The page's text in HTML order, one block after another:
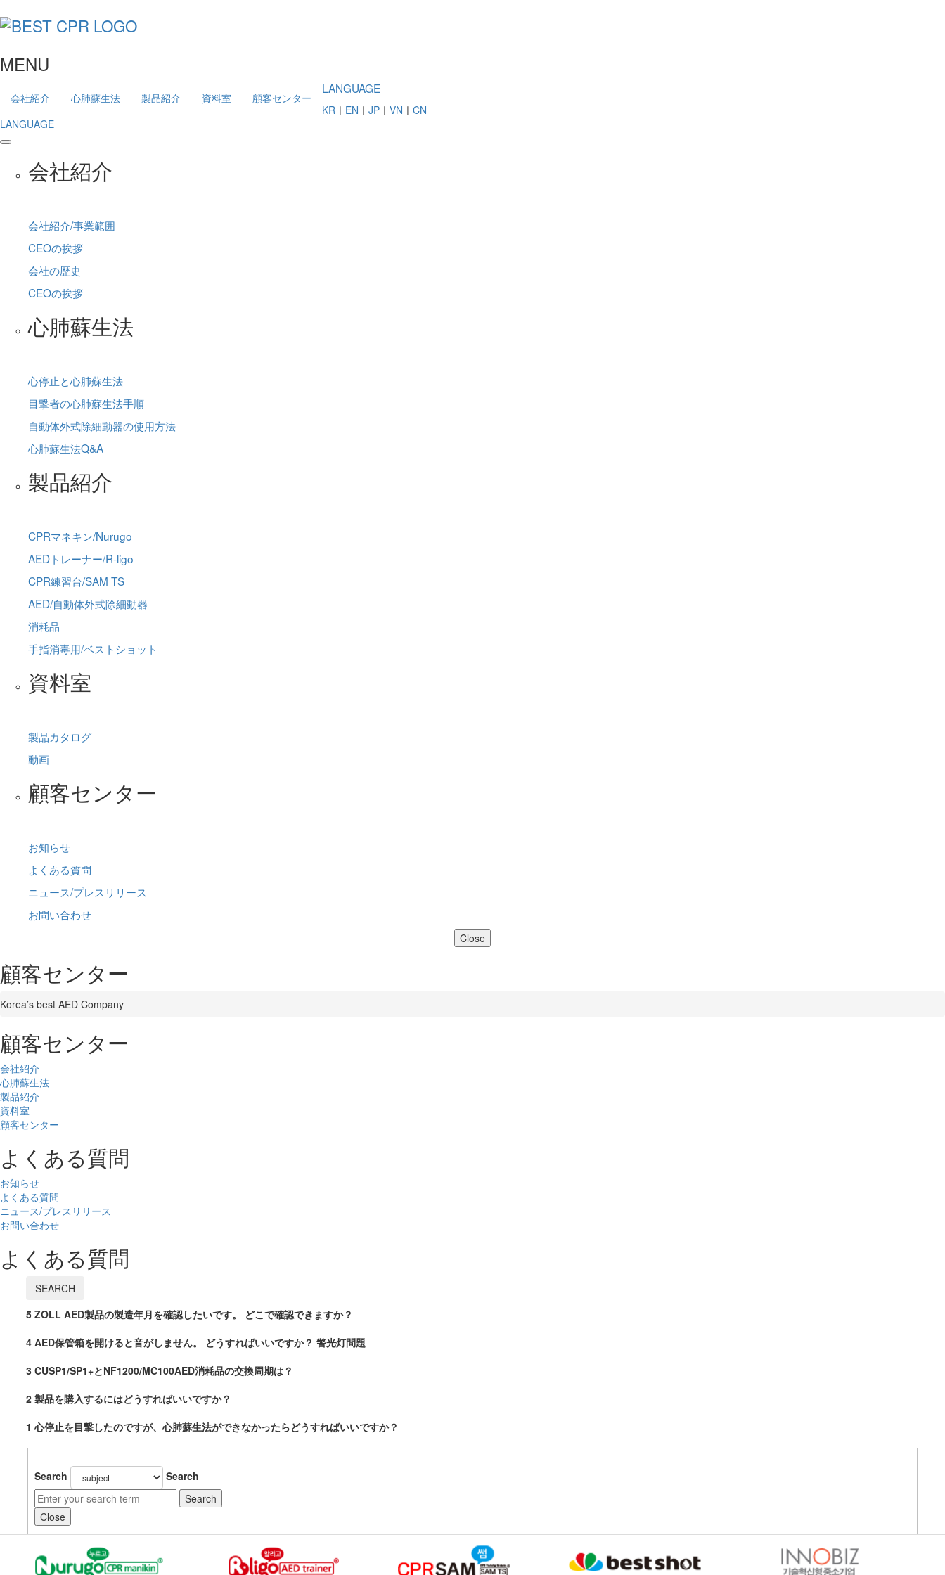
MENU
会社紹介 心肺蘇生法 製品紹介 資料室 顧客センター
LANGUAGE
KR ㅣ EN ㅣ JP ㅣ VN ㅣ CN
LANGUAGE
会社紹介
会社紹介/事業範囲
CEOの挨拶
会社の歴史
CEOの挨拶
心肺蘇生法
心停止と心肺蘇生法
目撃者の心肺蘇生法手順
自動体外式除細動器の使用方法
心肺蘇生法Q&A
製品紹介
CPRマネキン/Nurugo
AEDトレーナー/R-ligo
CPR練習台/SAM TS
AED/自動体外式除細動器
消耗品
手指消毒用/ベストショット
資料室
製品カタログ
動画
顧客センター
お知らせ
よくある質問
ニュース/プレスリリース
お問い合わせ
Close
顧客センター
Korea’s best AED Company
顧客センター
会社紹介
心肺蘇生法
製品紹介
資料室
顧客センター
よくある質問
お知らせ
よくある質問
ニュース/プレスリリース
お問い合わせ
よくある質問
SEARCH
5 ZOLL AED製品の製造年月を確認したいです。 どこで確認できますか？
4 AED保管箱を開けると音がしません。 どうすればいいですか？ 警光灯問題
3 CUSP1/SP1+とNF1200/MC100AED消耗品の交換周期は？
2 製品を購入するにはどうすればいいですか？
1 心停止を目撃したのですが、心肺蘇生法ができなかったらどうすればいいですか？
Search
Search
Search
Close